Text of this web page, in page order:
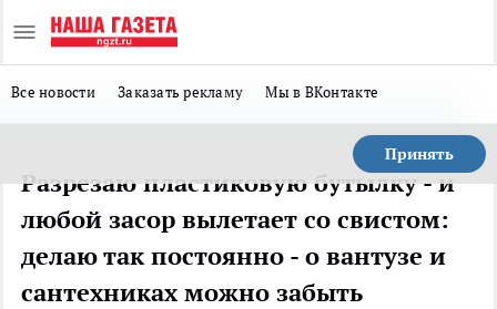
Все новости Заказать рекламу Мы в ВКонтакте
Принять
Разрезаю пластиковую бутылку - и
любой засор вылетает со свистом:
делаю так постоянно - о вантузе и
сантехниках можно забыть